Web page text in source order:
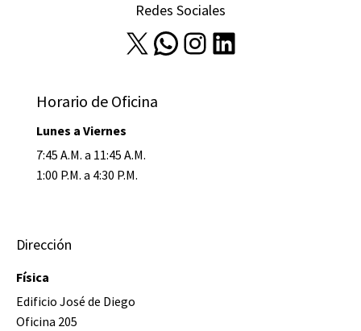
Redes Sociales
X WhatsApp Instagram LinkedIn
Horario de Oficina
Lunes a Viernes
7:45 A.M. a 11:45 A.M.
1:00 P.M. a 4:30 P.M.
Dirección
Física
Edificio José de Diego
Oficina 205